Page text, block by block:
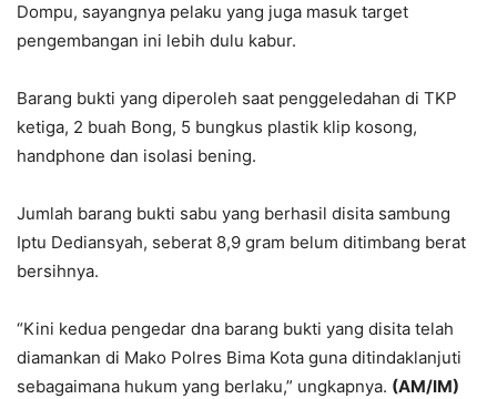
Dompu, sayangnya pelaku yang juga masuk target
pengembangan ini lebih dulu kabur.
Barang bukti yang diperoleh saat penggeledahan di TKP
ketiga, 2 buah Bong, 5 bungkus plastik klip kosong,
handphone dan isolasi bening.
Jumlah barang bukti sabu yang berhasil disita sambung
Iptu Dediansyah, seberat 8,9 gram belum ditimbang berat
bersihnya.
“Kini kedua pengedar dna barang bukti yang disita telah
diamankan di Mako Polres Bima Kota guna ditindaklanjuti
sebagaimana hukum yang berlaku,” ungkapnya. (AM/IM)